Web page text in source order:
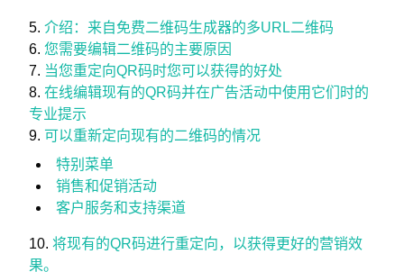
介绍：来自免费二维码生成器的多URL二维码
您需要编辑二维码的主要原因
当您重定向QR码时您可以获得的好处
在线编辑现有的QR码并在广告活动中使用它们时的
专业提示
可以重新定向现有的二维码的情况
特别菜单
销售和促销活动
客户服务和支持渠道
将现有的QR码进行重定向，以获得更好的营销效
果。